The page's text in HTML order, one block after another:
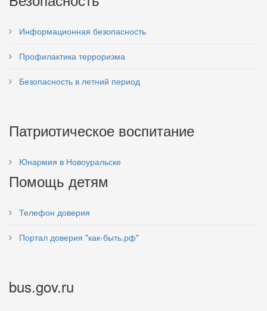
Информационная безопасность
Профилактика терроризма
Безопасность в летний период
Патриотическое воспитание
Юнармия в Новоуральске
Помощь детям
Телефон доверия
Портал доверия "как-быть.рф"
bus.gov.ru